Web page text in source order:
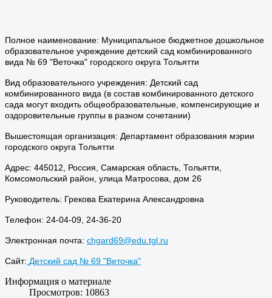
Полное наименование: Муниципальное бюджетное дошкольное
образовательное учреждение детский сад комбинированного
вида № 69 "Веточка" городского округа Тольятти
Вид образовательного учреждения: Детский сад
комбинированного вида (в состав комбинированного детского
сада могут входить общеобразовательные, компенсирующие и
оздоровительные группы в разном сочетании)
Вышестоящая организация: Департамент образования мэрии
городского округа Тольятти
Адрес: 445012, Россия, Самарская область, Тольятти,
Комсомольский район, улица Матросова, дом 26
Руководитель: Грекова Екатерина Александровна
Телефон: 24-04-09, 24-36-20
Электронная почта: chgard69@edu.tgl.ru
Сайт: Детский сад № 69 "Веточка"
Информация о материале
Просмотров: 10863